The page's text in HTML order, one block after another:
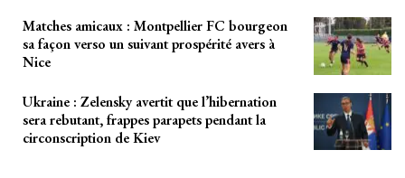
Matches amicaux : Montpellier FC bourgeon
sa façon verso un suivant prospérité avers à
Nice
Ukraine : Zelensky avertit que l’hibernation
sera rebutant, frappes parapets pendant la
circonscription de Kiev